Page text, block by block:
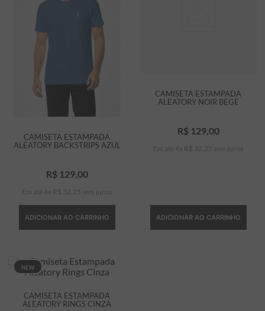
CAMISETA ESTAMPADA
ALEATORY BACKSTRIPS AZUL
R$ 129,00
Em até 4 x R$ 32 25 sem juros
ADICIONAR AO CARRINHO
CAMISETA ESTAMPADA
ALEATORY NOIR BEGE
R$ 129,00
Em até 4 x R$ 32 25 sem juros
ADICIONAR AO CARRINHO
NEW
CAMISETA ESTAMPADA
ALEATORY RINGS CINZA